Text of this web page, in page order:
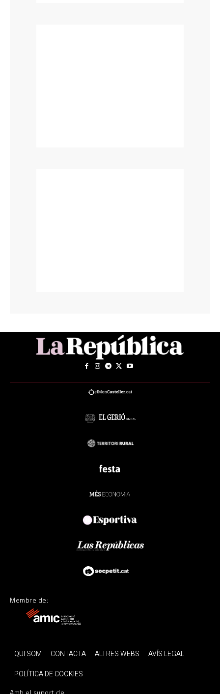
Membre de:
QUI SOM CONTACTA ALTRES WEBS
AVÍS LEGAL
POLÍTICA DE COOKIES